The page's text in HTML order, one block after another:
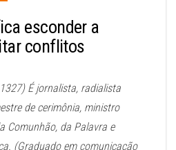
esconder a
conflitos
É jornalista, radialista
de cerimônia, ministro
Comunhão, da Palavra e
(Graduado em comunicação